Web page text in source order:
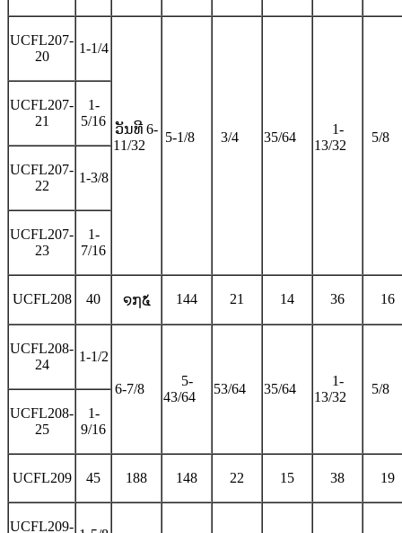
UCFL207-
20
1-1/4
ວັນທີ 6-
11/32
5-1/8 3/4 35/64
1-
13/32
5/8
UCFL207-
21
1-
5/16
UCFL207-
22
1-3/8
UCFL207-
23
1-
7/16
UCFL208 40 ໑໗໕ 144 21 14 36 16
UCFL208-
24
1-1/2
6-7/8
5-
43/64
53/64 35/64
1-
13/32
5/8
UCFL208-
25
1-
9/16
UCFL209 45 188 148 22 15 38 19
UCFL209-